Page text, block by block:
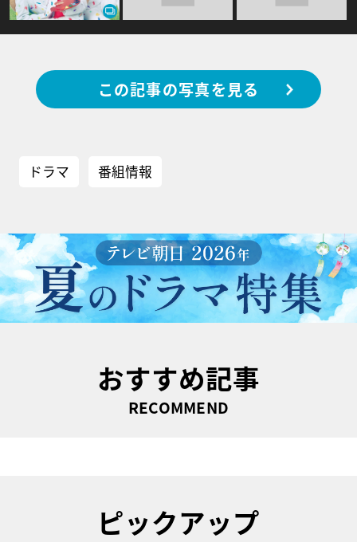
この記事の写真を見る
ドラマ 番組情報
おすすめ記事
RECOMMEND
ピックアップ